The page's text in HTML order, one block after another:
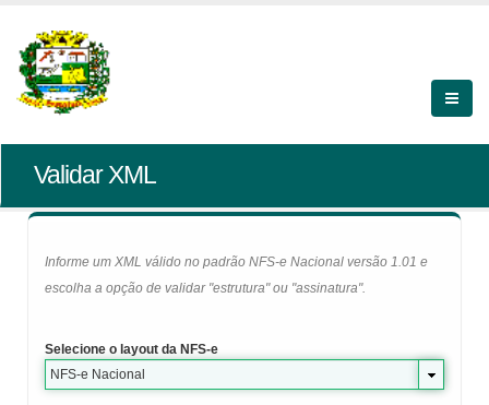
Validar XML
Informe um XML válido no padrão NFS-e Nacional versão 1.01 e
escolha a opção de validar "estrutura" ou "assinatura".
Selecione o layout da NFS-e
NFS-e Nacional